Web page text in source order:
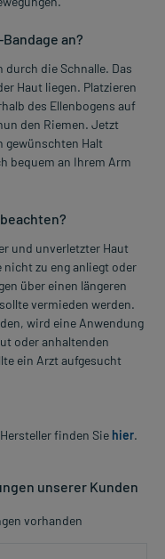
an?
die Schnalle. Das
Haut liegen. Platzieren
des Ellenbogens auf
den Riemen. Jetzt
gewünschten Halt
bequem an Ihrem Arm
und unverletzter Haut
nicht zu eng anliegt oder
über einen längeren
vermieden werden.
wird eine Anwendung
oder anhaltenden
ein Arzt aufgesucht
finden Sie hier.
unserer Kunden
vorhanden